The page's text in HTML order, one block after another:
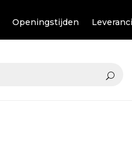
Openingstijden